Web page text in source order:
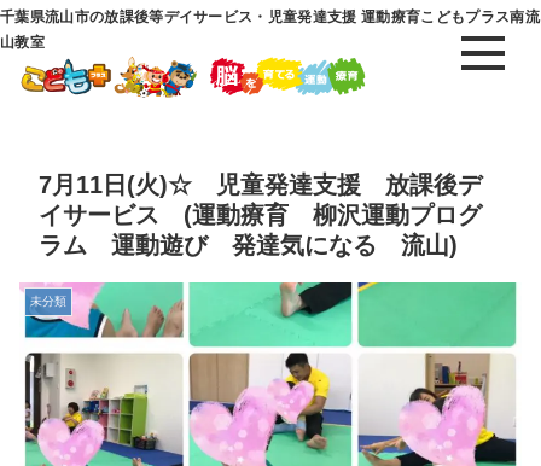
千葉県流山市の放課後等デイサービス・児童発達支援 運動療育こどもプラス南流
山教室
7月11日(火)☆ 児童発達支援 放課後デ
イサービス (運動療育 柳沢運動プログ
ラム 運動遊び 発達気になる 流山)
未分類